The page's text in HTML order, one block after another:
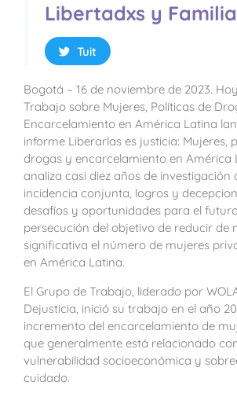
Libertadxs y
Tuit
Bogotá – 16 de noviembre de 2023.
Trabajo sobre Mujeres, Políticas de
Encarcelamiento en América Latina
informe Liberarlas es justicia: Mujeres,
drogas y encarcelamiento en América
analiza casi diez años de investigación
incidencia conjunta, logros y
desafíos y oportunidades para el
persecución del objetivo de reducir de
significativa el número de mujeres
en América Latina.
El Grupo de Trabajo, liderado por
Dejusticia, inició su trabajo en el año
incremento del encarcelamiento de
que generalmente está relacionado
vulnerabilidad socioeconómica y
cuidado.